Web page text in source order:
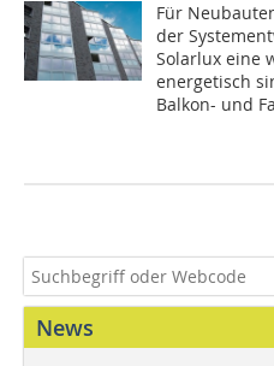
Für
der
Solarlux eine
energetisch
Balkon- und
News